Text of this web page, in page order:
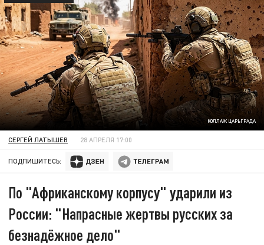
КОЛЛАЖ ЦАРЬГРАДА
СЕРГЕЙ ЛАТЫШЕВ 28 АПРЕЛЯ 17:00
ПОДПИШИТЕСЬ:
По "Африканскому корпусу" ударили из
России: "Напрасные жертвы русских за
безнадёжное дело"